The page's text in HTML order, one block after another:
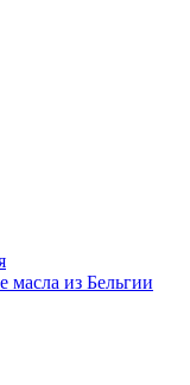
масла из Бельгии